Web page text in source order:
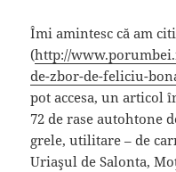
Îmi amintesc că am
(http://
de-zbor-de-feliciu-
pot accesa, un articol
72 de rase autohtone
grele, utilitare – de
Uriaşul de Salonta,